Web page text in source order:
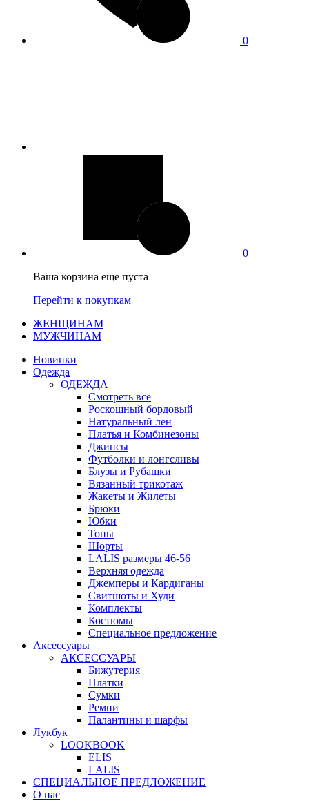
0
0
Ваша корзина еще пуста
Перейти к покупкам
ЖЕНЩИНАМ
МУЖЧИНАМ
Новинки
Одежда
ОДЕЖДА
Смотреть все
Роскошный бордовый
Натуральный лен
Платья и Комбинезоны
Джинсы
Футболки и лонгсливы
Блузы и Рубашки
Вязанный трикотаж
Жакеты и Жилеты
Брюки
Юбки
Топы
Шорты
LALIS размеры 46-56
Верхняя одежда
Джемперы и Кардиганы
Свитшоты и Худи
Комплекты
Костюмы
Специальное предложение
Аксессуары
АКСЕССУАРЫ
Бижутерия
Платки
Сумки
Ремни
Палантины и шарфы
Лукбук
LOOKBOOK
ELIS
LALIS
СПЕЦИАЛЬНОЕ ПРЕДЛОЖЕНИЕ
О нас